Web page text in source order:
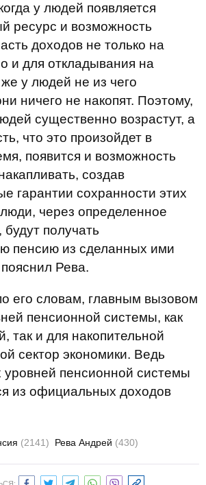
у людей появляется
ресурс и возможность
доходов не только на
и для откладывания на
у людей не из чего
ничего не накопят. Поэтому,
существенно возрастут, а
что это произойдет в
появится и возможность
создав
гарантии сохранности этих
через определенное
будут получать
пенсию из сделанных ими
Рева.
его словам, главным вызовом
пенсионной системы, как
так и для накопительной
сектор экономики. Ведь
уровней пенсионной системы
из официальных доходов
(2141) Рева Андрей (430)